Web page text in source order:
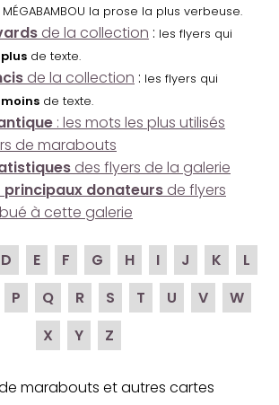
la prose la plus verbeuse.
de la collection : les flyers qui
plus de texte.
de la collection : les flyers qui
moins de texte.
: les mots les plus utilisés
de marabouts
des flyers de la galerie
principaux donateurs de flyers
à cette galerie
D E F G H I J K
L
P Q R S T U V
W
X
Y Z
marabouts et autres cartes